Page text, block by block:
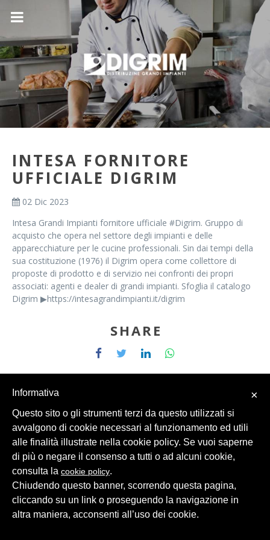
INTESA FORNITORE
UFFICIALE DIGRIM
02 Dic 2023
Intesa Grandi Impianti fornitore ufficiale #Digrim. Gruppo di
acquisto che opera nel settore degli impianti e delle
apparecchiature per le cucine professionali. Sin dai tempi della
sua costituzione (1976) il Digrim opera come collettore di
proposte di prodotto e di servizio nei confronti dei propri
associati: agenti e dealer di grandi impianti. Sfoglia il catalogo
Digrim ▶https://intesagrandimpianti.it/digrim
SHARE
© 2026 Intesa Grandi Impianti Srl Dati Personali
×
Informativa
Questo sito o gli strumenti terzi da questo utilizzati si
avvalgono di cookie necessari al funzionamento ed utili
alle finalità illustrate nella cookie policy. Se vuoi saperne
di più o negare il consenso a tutti o ad alcuni cookie,
consulta la cookie policy.
Chiudendo questo banner, scorrendo questa pagina,
cliccando su un link o proseguendo la navigazione in
altra maniera, acconsenti all’uso dei cookie.